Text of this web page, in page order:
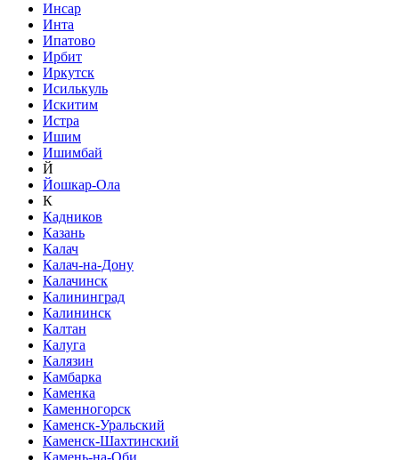
Инсар
Инта
Ипатово
Ирбит
Иркутск
Исилькуль
Искитим
Истра
Ишим
Ишимбай
Й
Йошкар-Ола
К
Кадников
Казань
Калач
Калач-на-Дону
Калачинск
Калининград
Калининск
Калтан
Калуга
Калязин
Камбарка
Каменка
Каменногорск
Каменск-Уральский
Каменск-Шахтинский
Камень-на-Оби